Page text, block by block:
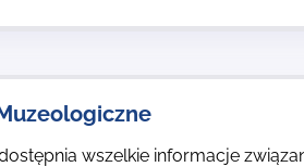
wszelkie informacje